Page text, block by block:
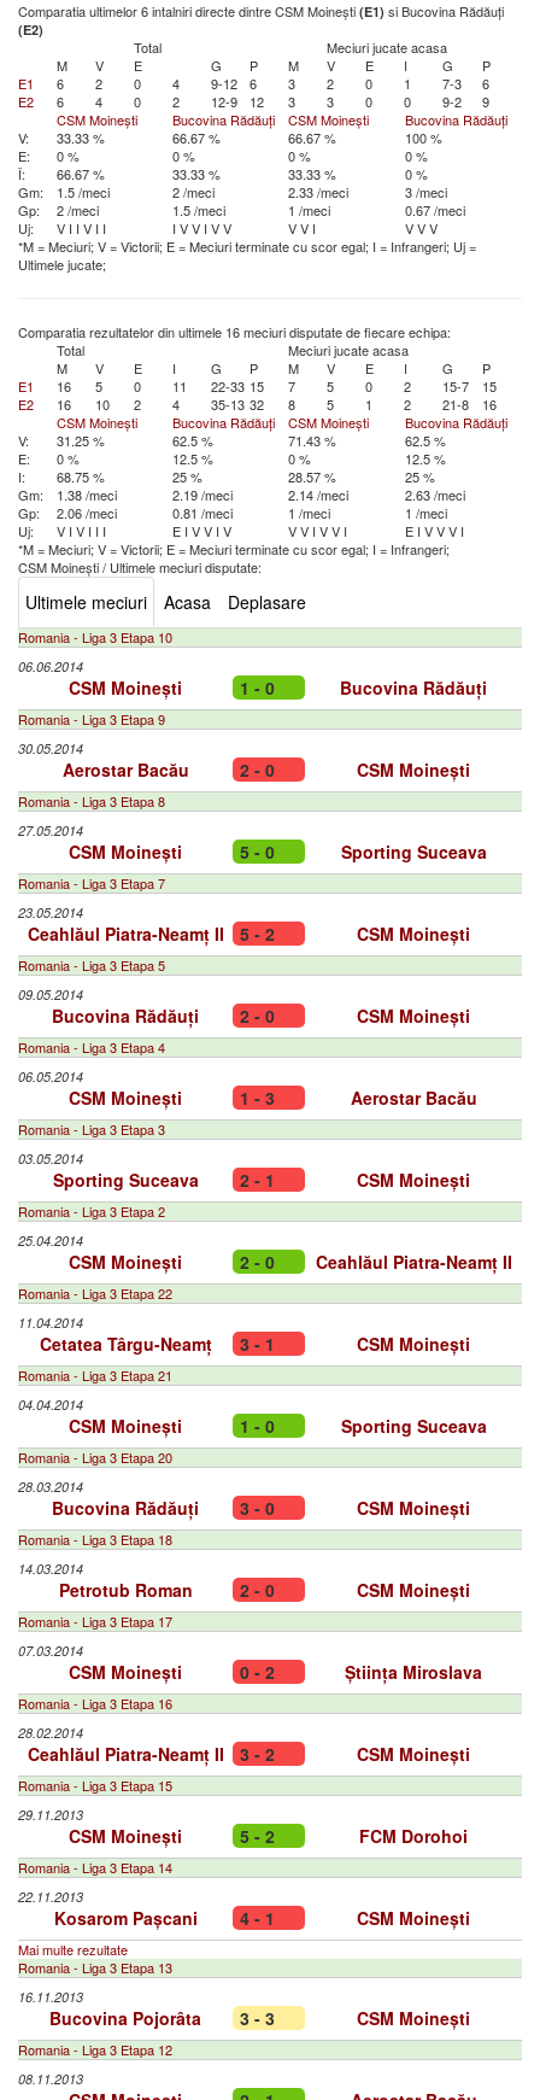
Comparatia ultimelor 6 intalniri directe dintre CSM Moinești (E1) si Bucovina Rădăuți
(E2)
Total
Meciuri jucate acasa
M
V E G P M V E I G
P
E1
6 2 0 4 9-12 6 3 2 0 1 7-3
6
E2
6 4 0 2 12-9 12 3 3 0 0 9-2
9
CSM Moinești
Bucovina Rădăuți CSM Moinești
Bucovina Rădăuți
V:
33.33 % 66.67 % 66.67 %
100 %
E:
0 % 0 % 0 %
0 %
Î:
66.67 % 33.33 % 33.33 %
0 %
Gm:
1.5 /meci 2 /meci 2.33 /meci
3 /meci
Gp:
2 /meci 1.5 /meci 1 /meci
0.67 /meci
Uj:
V I I V I I I VV I VV VV I VVV
*M = Meciuri; V = Victorii; E = Meciuri terminate cu scor egal; I = Infrangeri; Uj =
Ultimele jucate;
Comparatia rezultatelor din ultimele 16 meciuri disputate de fiecare echipa:
Total
Meciuri jucate acasa
M
V E I G P M V E I G
P
E1
16 5 0 11 22-33 15 7 5 0 2 15-7
15
E2
16 10 2 4 35-13 32 8 5 1 2 21-8
16
CSM Moinești
Bucovina Rădăuți CSM Moinești
Bucovina Rădăuți
V:
31.25 % 62.5 % 71.43 %
62.5 %
E:
0 % 12.5 % 0 %
12.5 %
I:
68.75 % 25 % 28.57 %
25 %
Gm:
1.38 /meci 2.19 /meci 2.14 /meci
2.63 /meci
Gp:
2.06 /meci 0.81 /meci 1 /meci
1 /meci
Uj:
V I V I I I E I VV I V VV I VV I E I VVV I
*M = Meciuri; V = Victorii; E = Meciuri terminate cu scor egal; I = Infrangeri;
CSM Moinești/ Ultimele meciuri disputate:
Ultimele meciuri Acasa Deplasare
Romania - Liga 3 Etapa 10
06.06.2014
CSM Moinești 1 - 0 Bucovina Rădăuți
Romania - Liga 3 Etapa 9
30.05.2014
Aerostar Bacău 2 - 0 CSM Moinești
Romania - Liga 3 Etapa 8
27.05.2014
CSM Moinești 5 - 0 Sporting Suceava
Romania - Liga 3 Etapa 7
23.05.2014
Ceahlăul Piatra-Neamț II 5 - 2 CSM Moinești
Romania - Liga 3 Etapa 5
09.05.2014
Bucovina Rădăuți 2 - 0 CSM Moinești
Romania - Liga 3 Etapa 4
06.05.2014
CSM Moinești 1 - 3 Aerostar Bacău
Romania - Liga 3 Etapa 3
03.05.2014
Sporting Suceava 2 - 1 CSM Moinești
Romania - Liga 3 Etapa 2
25.04.2014
CSM Moinești 2 - 0 Ceahlăul Piatra-Neamț II
Romania - Liga 3 Etapa 22
11.04.2014
Cetatea Târgu-Neamț 3 - 1 CSM Moinești
Romania - Liga 3 Etapa 21
04.04.2014
CSM Moinești 1 - 0 Sporting Suceava
Romania - Liga 3 Etapa 20
28.03.2014
Bucovina Rădăuți 3 - 0 CSM Moinești
Romania - Liga 3 Etapa 18
14.03.2014
Petrotub Roman 2 - 0 CSM Moinești
Romania - Liga 3 Etapa 17
07.03.2014
CSM Moinești 0 - 2 Știința Miroslava
Romania - Liga 3 Etapa 16
28.02.2014
Ceahlăul Piatra-Neamț II 3 - 2 CSM Moinești
Romania - Liga 3 Etapa 15
29.11.2013
CSM Moinești 5 - 2 FCM Dorohoi
Romania - Liga 3 Etapa 14
22.11.2013
Kosarom Pașcani 4 - 1 CSM Moinești
Mai multe rezultate
Romania - Liga 3 Etapa 13
16.11.2013
Bucovina Pojorâta 3 - 3 CSM Moinești
Romania - Liga 3 Etapa 12
08.11.2013